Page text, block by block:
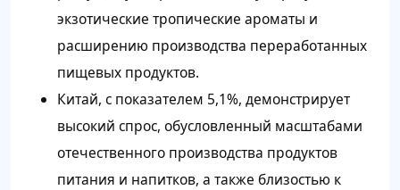
экзотические тропические ароматы и
расширению производства переработанных
пищевых продуктов.
Китай, с показателем 5,1%, демонстрирует
высокий спрос, обусловленный масштабами
отечественного производства продуктов
питания и напитков, а также близостью к